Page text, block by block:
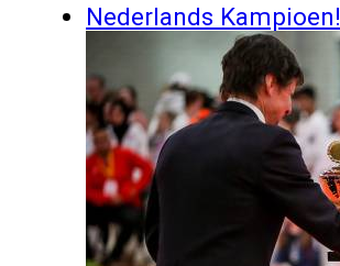
Nederlands Kampioen!